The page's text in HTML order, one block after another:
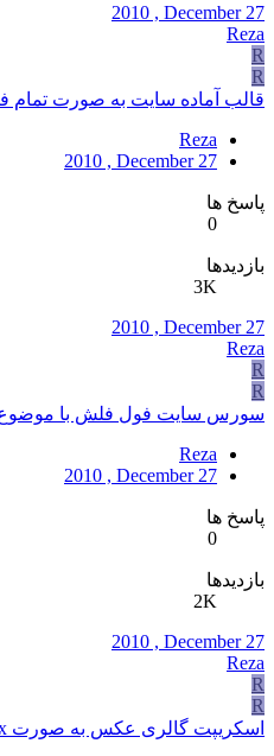
2010 , December 27
Reza
R
R
قالب آماده سایت به صورت تمام
Reza
2010 , December 27
پاسخ ها
0
بازدیدها
3K
2010 , December 27
Reza
R
R
سورس سایت فول فلش با موضوع
Reza
2010 , December 27
پاسخ ها
0
بازدیدها
2K
2010 , December 27
Reza
R
R
اسکریپت گالری عکس به صورت ajax با افکت های بسیار زیبا